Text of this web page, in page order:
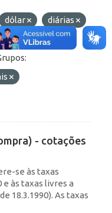
dólar
diárias
API
- cotações
se às taxas
às taxas livres a
18.3.1990). As taxas